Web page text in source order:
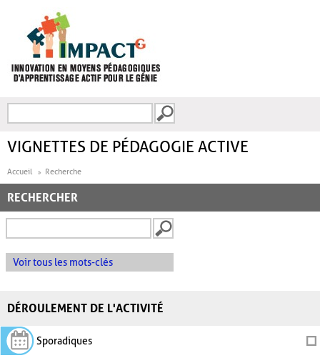
FORMULAIRE DE
VIGNETTES DE PÉDAGOGIE ACTIVE
Accueil Recherche
RECHERCHER
Voir tous les mots-clés
DÉROULEMENT DE L'ACTIVITÉ
Sporadiques